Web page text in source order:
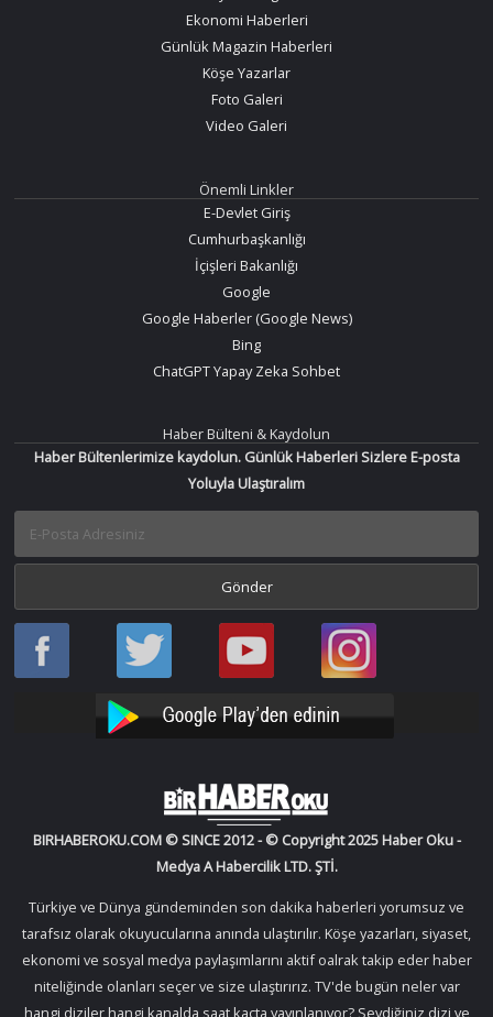
Ekonomi Haberleri
Günlük Magazin Haberleri
Köşe Yazarlar
Foto Galeri
Video Galeri
Önemli Linkler
E-Devlet Giriş
Cumhurbaşkanlığı
İçişleri Bakanlığı
Google
Google Haberler (Google News)
Bing
ChatGPT Yapay Zeka Sohbet
Haber Bülteni & Kaydolun
Haber Bültenlerimize kaydolun. Günlük Haberleri Sizlere E-posta
Yoluyla Ulaştıralım
Haber
Oku
Haber
Oku
Bir
Haber
YouTube
Bir
Haber
Instagram
BIRHABEROKU.COM © SINCE 2012 - © Copyright 2025 Haber Oku -
Medya A Habercilik LTD. ŞTİ.
Türkiye ve Dünya gündeminden son dakika haberleri yorumsuz ve
tarafsız olarak okuyucularına anında ulaştırılır. Köşe yazarları, siyaset,
ekonomi ve sosyal medya paylaşımlarını aktif oalrak takip eder haber
niteliğinde olanları seçer ve size ulaştırırız. TV'de bugün neler var
hangi diziler hangi kanalda saat kaçta yayınlanıyor? Sevdiğiniz dizi ve